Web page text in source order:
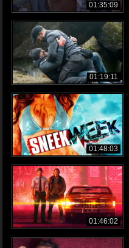
01:35:09
01:19:11
01:48:03
01:46:02